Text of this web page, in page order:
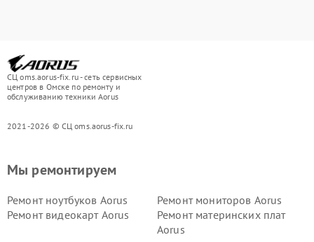
СЦ oms.aorus-fix.ru - сеть сервисных
центров в Омске по ремонту и
обслуживанию техники Aorus
2021-2026 © СЦ oms.aorus-fix.ru
Мы ремонтируем
Ремонт ноутбуков Aorus
Ремонт мониторов Aorus
Ремонт видеокарт Aorus
Ремонт материнских плат
Aorus